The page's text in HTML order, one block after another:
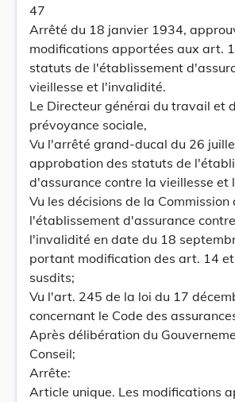
47
Arrêté du 18 janvier 1934,
modifications apportées aux art.
statuts de l'établissement
vieillesse et l'invalidité.
Le Directeur générai du travail et
prévoyance sociale,
Vu l'arrêté grand-ducal du 26
approbation des statuts de
d'assurance contre la vieillesse et
Vu les décisions de la Commission
l'établissement d'assurance
l'invalidité en date du 18
portant modification des art. 14
susdits;
Vu l'art. 245 de la loi du 17
concernant le Code des
Après délibération du
Conseil;
Arrête:
Article unique. Les modifications